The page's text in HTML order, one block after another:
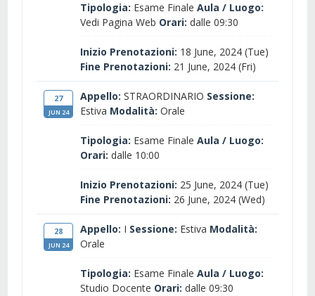
Tipologia: Esame Finale Aula / Luogo:
Vedi Pagina Web Orari: dalle 09:30
Inizio Prenotazioni: 18 June, 2024 (Tue)
Fine Prenotazioni: 21 June, 2024 (Fri)
27
JUN 24
Appello: STRAORDINARIO Sessione:
Estiva Modalità: Orale
Tipologia: Esame Finale Aula / Luogo:
Orari: dalle 10:00
Inizio Prenotazioni: 25 June, 2024 (Tue)
Fine Prenotazioni: 26 June, 2024 (Wed)
28
JUN 24
Appello: I Sessione: Estiva Modalità:
Orale
Tipologia: Esame Finale Aula / Luogo:
Studio Docente Orari: dalle 09:30